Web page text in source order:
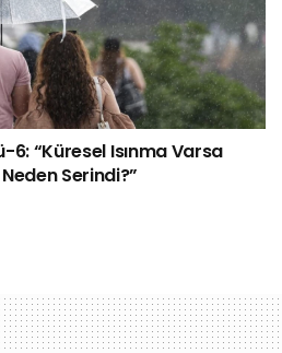
6: “Küresel Isınma Varsa
Serindi?”